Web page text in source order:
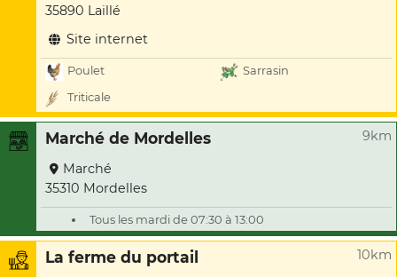
35890 Laillé
Site internet
Poulet
Sarrasin
Triticale
Marché de Mordelles 9km
Marché
35310 Mordelles
Tous les mardi de 07:30 à 13:00
La ferme du portail 10km